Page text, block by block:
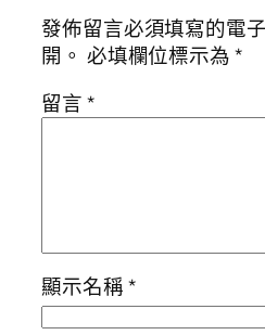
發佈留言必須填寫的電
開。 必填欄位標示為*
留言*
顯示名稱*